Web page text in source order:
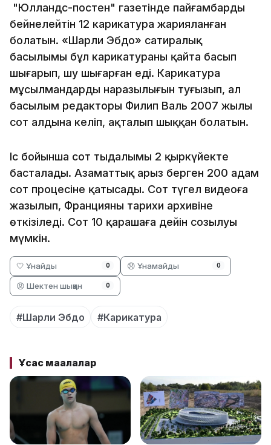
"Юлландс-постен" газетінде пайғамбарды
бейнелейтін 12 карикатура жарияланған
болатын. «Шарли Эбдо» сатиралық
басылымы бұл карикатураны қайта басып
шығарып, шу шығарған еді. Карикатура
мұсылмандардың наразылығын туғызып, ал
басылым редакторы Филип Валь 2007 жылы
сот алдына келіп, ақталып шыққан болатын.
Іс бойынша сот тыңдалымы 2 қыркүйекте
басталады. Азаматтық арыз берген 200 адам
сот процесіне қатысады. Сот түгел видеоға
жазылып, Францияның тарихи архивіне
өткізіледі. Сот 10 қарашаға дейін созылуы
мүмкін.
🤍 Ұнайды 0 😞 Ұнамайды 0
😡 Шектен шыққан 0
#Шарли Эбдо #Карикатура
Ұқсас мақалалар